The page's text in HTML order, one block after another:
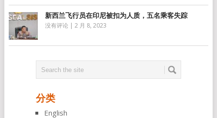
新西兰飞行员在印尼被扣为人质，五名乘客失踪
没有评论 | 2 月 8, 2023
分类
English